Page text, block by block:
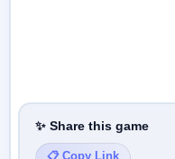
✨ Share this game
📋 Copy Link